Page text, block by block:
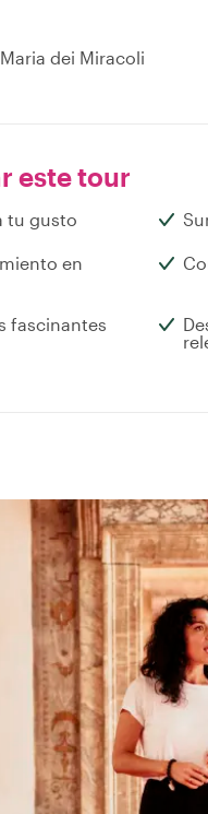
dei Miracoli
este tour
tu gusto
en
fascinantes